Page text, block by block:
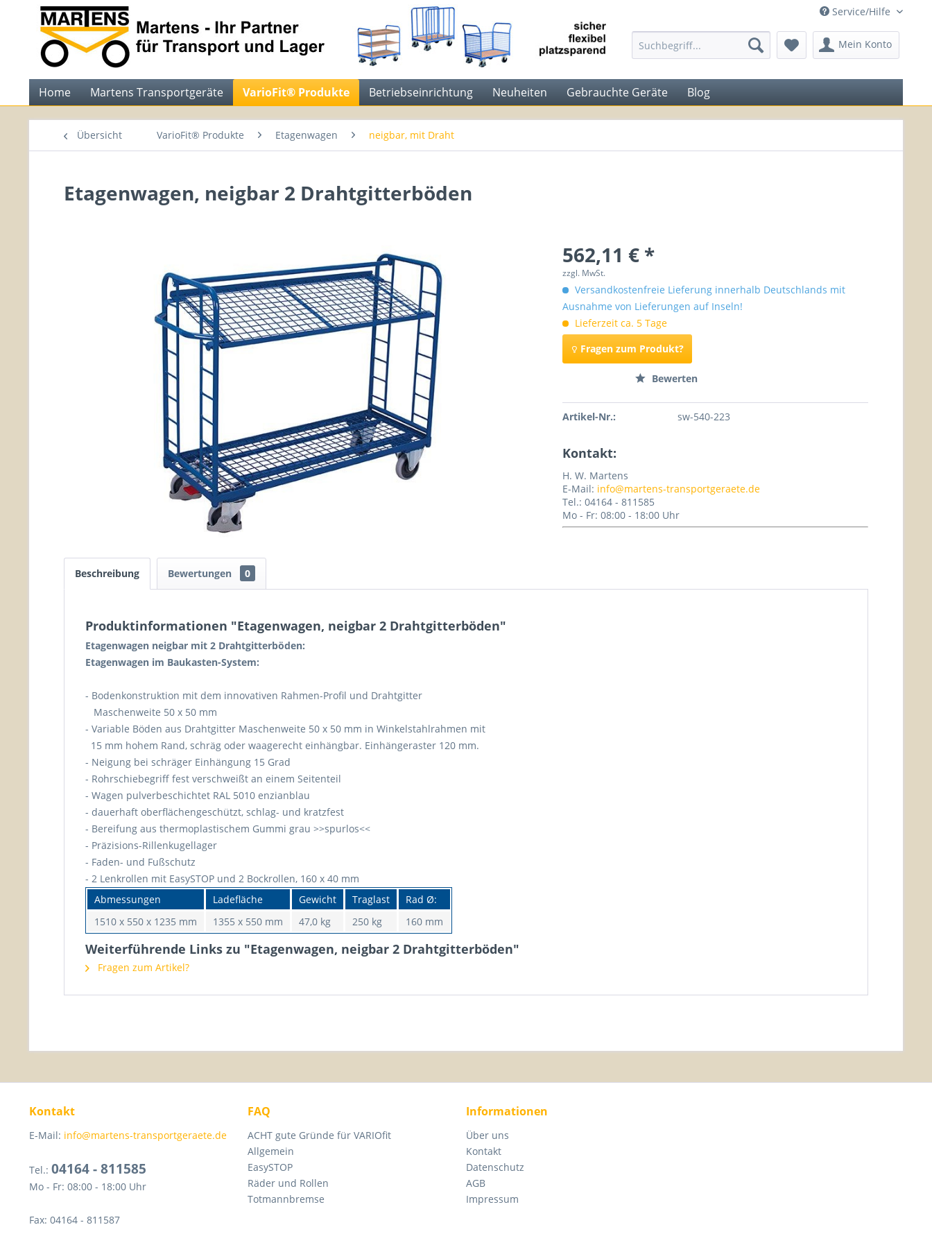
Service/Hilfe
Mein Konto
Home Martens Transportgeräte VarioFit® Produkte Betriebseinrichtung Neuheiten Gebrauchte Geräte Blog
Übersicht VarioFit® Produkte Etagenwagen neigbar, mit Draht
Etagenwagen, neigbar 2 Drahtgitterböden
562,11 € *
zzgl. MwSt.
Versandkostenfreie Lieferung innerhalb Deutschlands mit
Ausnahme von Lieferungen auf Inseln!
Lieferzeit ca. 5 Tage
Fragen zum Produkt?
Bewerten
Artikel-Nr.: sw-540-223
Kontakt:
H. W. Martens
E-Mail: info@martens-transportgeraete.de
Tel.: 04164 - 811585
Mo - Fr: 08:00 - 18:00 Uhr
Beschreibung Bewertungen 0
Produktinformationen "Etagenwagen, neigbar 2 Drahtgitterböden"
Etagenwagen neigbar mit 2 Drahtgitterböden:
Etagenwagen im Baukasten-System:
- Bodenkonstruktion mit dem innovativen Rahmen-Profil und Drahtgitter
Maschenweite 50 x 50 mm
- Variable Böden aus Drahtgitter Maschenweite 50 x 50 mm in Winkelstahlrahmen mit
15 mm hohem Rand, schräg oder waagerecht einhängbar. Einhängeraster 120 mm.
- Neigung bei schräger Einhängung 15 Grad
- Rohrschiebegriff fest verschweißt an einem Seitenteil
- Wagen pulverbeschichtet RAL 5010 enzianblau
- dauerhaft oberflächengeschützt, schlag- und kratzfest
- Bereifung aus thermoplastischem Gummi grau >>spurlos<<
- Präzisions-Rillenkugellager
- Faden- und Fußschutz
- 2 Lenkrollen mit EasySTOP und 2 Bockrollen, 160 x 40 mm
Abmessungen
Ladefläche Gewicht Traglast
Rad Ø:
1510 x 550 x 1235 mm
1355 x 550 mm 47,0 kg 250 kg 160 mm
Weiterführende Links zu "Etagenwagen, neigbar 2 Drahtgitterböden"
Fragen zum Artikel?
Kontakt
E-Mail: info@martens-transportgeraete.de
Tel.: 04164 - 811585
Mo - Fr: 08:00 - 18:00 Uhr
Fax: 04164 - 811587
FAQ
ACHT gute Gründe für VARIOfit
Allgemein
EasySTOP
Räder und Rollen
Totmannbremse
Informationen
Über uns
Kontakt
Datenschutz
AGB
Impressum